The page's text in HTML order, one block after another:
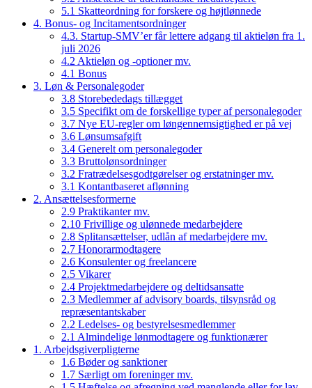
5.1 Skatteordning for forskere og højtlønnede
4. Bonus- og Incitamentsordninger
4.3. Startup-SMV’er får lettere adgang til aktieløn fra 1.
juli 2026
4.2 Aktieløn og -optioner mv.
4.1 Bonus
3. Løn & Personalegoder
3.8 Storebededags tillægget
3.5 Specifikt om de forskellige typer af personalegoder
3.7 Nye EU-regler om løngennemsigtighed er på vej
3.6 Lønsumsafgift
3.4 Generelt om personalegoder
3.3 Bruttolønsordninger
3.2 Fratrædelsesgodtgørelser og erstatninger mv.
3.1 Kontantbaseret aflønning
2. Ansættelsesformerne
2.9 Praktikanter mv.
2.10 Frivillige og ulønnede medarbejdere
2.8 Splitansættelser, udlån af medarbejdere mv.
2.7 Honorarmodtagere
2.6 Konsulenter og freelancere
2.5 Vikarer
2.4 Projektmedarbejdere og deltidsansatte
2.3 Medlemmer af advisory boards, tilsynsråd og
repræsentantskaber
2.2 Ledelses- og bestyrelsesmedlemmer
2.1 Almindelige lønmodtagere og funktionærer
1. Arbejdsgiverpligterne
1.6 Bøder og sanktioner
1.7 Særligt om foreninger mv.